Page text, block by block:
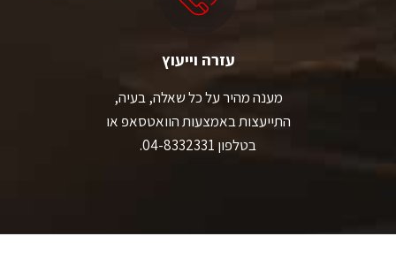
עזרה וייעוץ
מענה מהיר על כל שאלה, בעיה,
התייעצות באמצעות הוואטסאפ או
בטלפון 04-8332331.